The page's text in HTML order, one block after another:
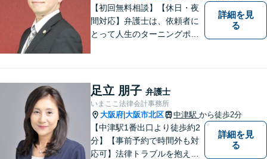
【初回無料相談】【休日・夜
間対応】弁護士は、依頼者に
とって人生のターニングポイ
え込むことなくまずはご相談
ください。【完全個室対応】
詳細を見
る
足立 朋子 弁護士
いまここ法律会計事務所
大阪府 大阪市北区 中津駅 から徒歩2分
【中津駅1番出口より徒歩約2
分】【事前予約で時間外も対
応可】法律トラブルを抱える
詳細を見
る